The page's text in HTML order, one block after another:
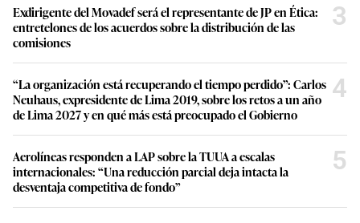
Exdirigente del Movadef será el representante de JP en Ética:
entretelones de los acuerdos sobre la distribución de las
comisiones
3
“La organización está recuperando el tiempo perdido”: Carlos
Neuhaus, expresidente de Lima 2019, sobre los retos a un año
de Lima 2027 y en qué más está preocupado el Gobierno
4
Aerolíneas responden a LAP sobre la TUUA a escalas
internacionales: “Una reducción parcial deja intacta la
desventaja competitiva de fondo”
5